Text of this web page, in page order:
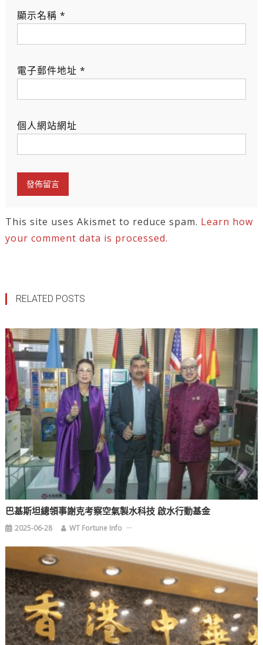
顯示名稱 *
電子郵件地址 *
個人網站網址
This site uses Akismet to reduce spam. Learn how
your comment data is processed.
RELATED POSTS
巴基斯坦總領事謝克考察空氣製水科技 啟水行動基金
2025-06-28 WT Fortune Info